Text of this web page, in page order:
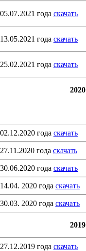
года скачать
года скачать
года скачать
2020
года скачать
года скачать
года скачать
2020 года скачать
2020 года скачать
2019
года скачать